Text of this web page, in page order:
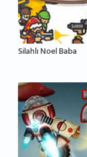
Silahlı Noel Baba